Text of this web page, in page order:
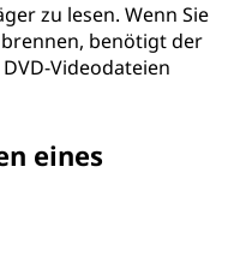
zu lesen. Wenn Sie
brennen, benötigt der
Videodateien
eines